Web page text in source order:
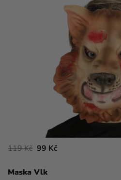
Maska Vlk
119 Kč 99 Kč